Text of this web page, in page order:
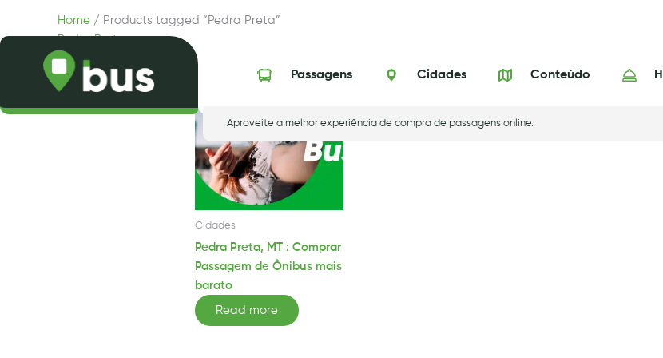
content
Passagens Cidades Conteúdo
Aproveite a melhor experiência de compra de passagens online.
Home / Products tagged “Pedra Preta”
Pedra Preta
Showing the single result
Cidades
Pedra Preta, MT : Comprar
Passagem de Ônibus mais
barato
Read more